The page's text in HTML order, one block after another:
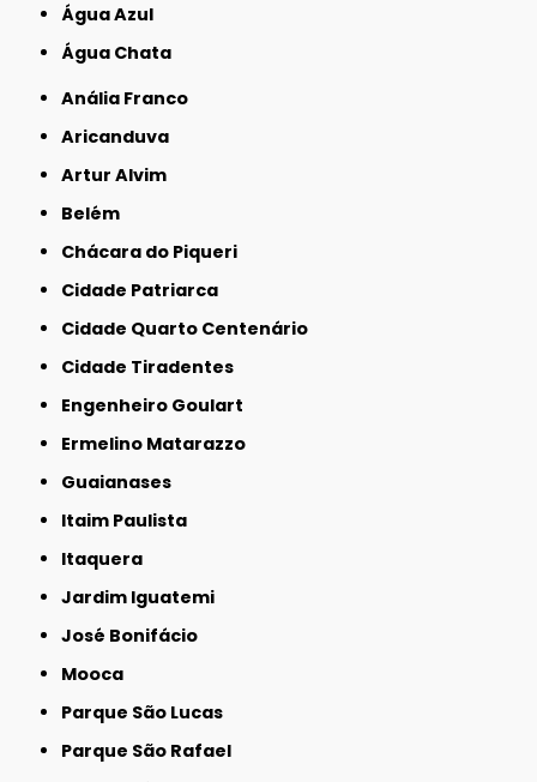
Água Azul
Água Chata
Anália Franco
Aricanduva
Artur Alvim
Belém
Chácara do Piqueri
Cidade Patriarca
Cidade Quarto Centenário
Cidade Tiradentes
Engenheiro Goulart
Ermelino Matarazzo
Guaianases
Itaim Paulista
Itaquera
Jardim Iguatemi
José Bonifácio
Mooca
Parque São Lucas
Parque São Rafael